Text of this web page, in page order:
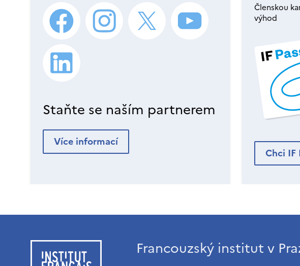
Staňte se naším partnerem
Více informací
Členskou
výhod
Chci
Francouzský institut v